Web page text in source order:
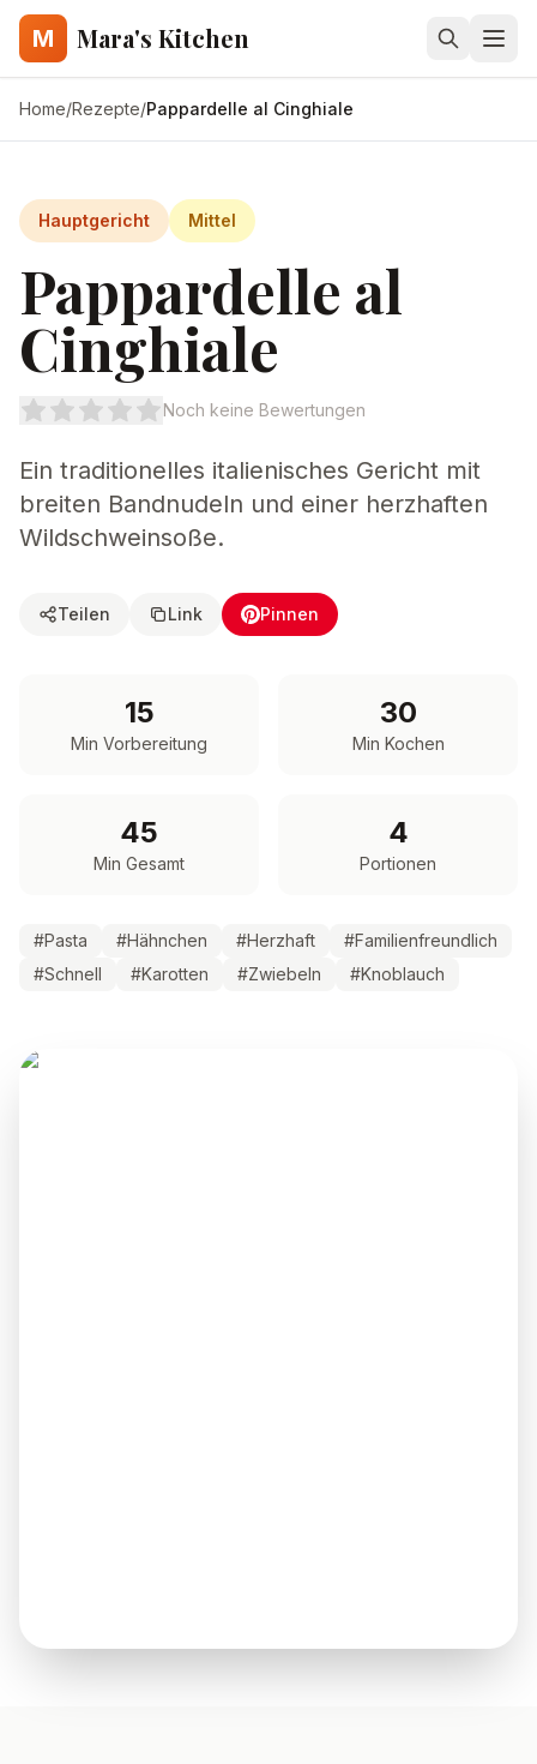
M Mara's Kitchen
Home/Rezepte/Pappardelle al Cinghiale
Hauptgericht Mittel
Pappardelle al
Cinghiale
Noch keine Bewertungen
Ein traditionelles italienisches Gericht mit
breiten Bandnudeln und einer herzhaften
Wildschweinsoße.
Teilen Link Pinnen
15
Min Vorbereitung
30
Min Kochen
45
Min Gesamt
4
Portionen
#Pasta #Hähnchen #Herzhaft #Familienfreundlich
#Schnell #Karotten #Zwiebeln #Knoblauch